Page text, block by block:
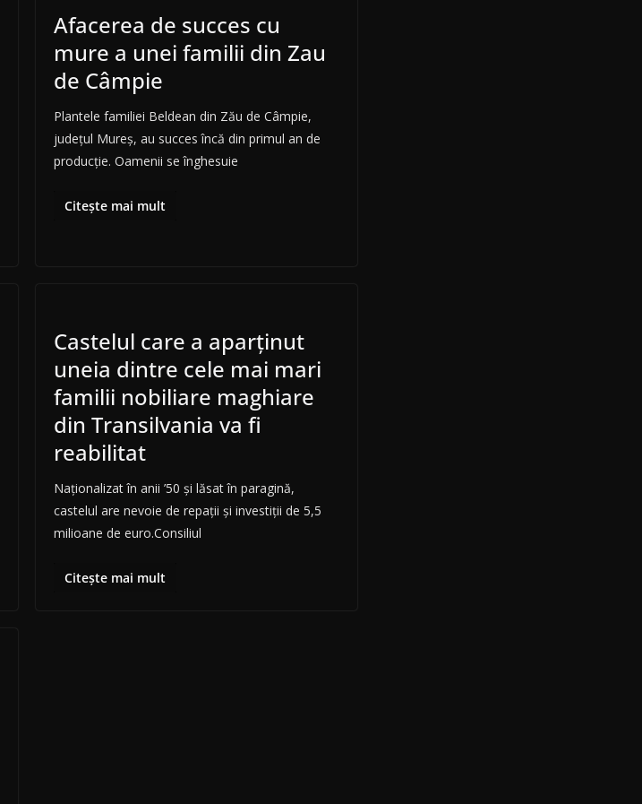
Afacerea de succes cu
mure a unei familii din Zau
de Câmpie
Plantele familiei Beldean din Zău de Câmpie,
judeţul Mureş, au succes încă din primul an de
producţie. Oamenii se înghesuie
Citește mai mult
Castelul care a aparținut
uneia dintre cele mai mari
familii nobiliare maghiare
din Transilvania va fi
reabilitat
Naționalizat în anii ’50 și lăsat în paragină,
castelul are nevoie de repații și investiții de 5,5
milioane de euro.Consiliul
Citește mai mult